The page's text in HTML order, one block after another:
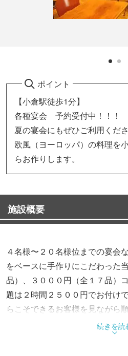
ポイント
【小倉駅徒歩1分】
各種宴会 予約受付中！！！
夏の宴会にもぜひご利用くだ
欧風（ヨーロッパ）の料理を
らお作りします。
施設概要
４名様〜２０名様位までの宴会
をベースに手作りにこだわった
品）、３０００円（全１７品）
題は２時間２５００円でお付け
らこそできるお客様を見ながら
たてをすぐにお客様に食べても
続きを読